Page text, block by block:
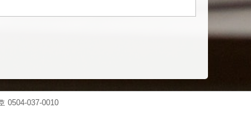
0504-037-0010